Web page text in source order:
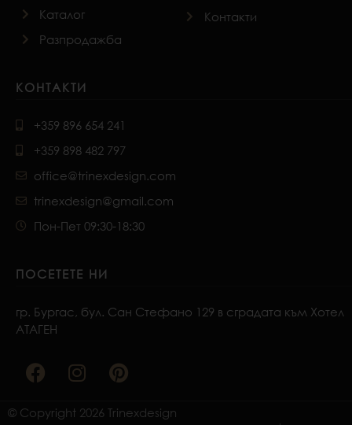
Каталог
Разпродажба
Контакти
КОНТАКТИ
+359 896 654 241
+359 898 482 797
office@trinexdesign.com
trinexdesign@gmail.com
Пон-Пет 09:30-18:30
ПОСЕТЕТЕ НИ
гр. Бургас, бул. Сан Стефано 129 в сградата към Хотел
АТАГЕН
a
c
e
n
s
t
i
n
t
© Copyright 2026 Trinexdesign